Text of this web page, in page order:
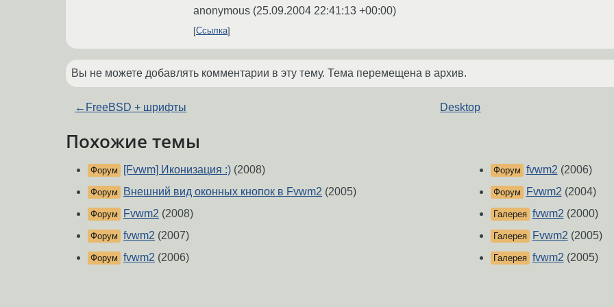
anonymous (25.09.2004 22:41:13 +00:00)
Ссылка
Вы не можете добавлять комментарии в эту тему. Тема перемещена в архив.
← FreeBSD + шрифты Desktop
Похожие темы
Форум [Fvwm] Иконизация :) (2008)
Форум Внешний вид оконных кнопок в Fvwm2 (2005)
Форум Fvwm2 (2008)
Форум fvwm2 (2007)
Форум fvwm2 (2006)
Форум fvwm2 (2006)
Форум Fvwm2 (2004)
Галерея fvwm2 (2000)
Галерея Fvwm2 (2005)
Галерея fvwm2 (2005)